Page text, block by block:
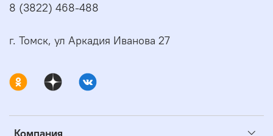
8 (3822) 468-488
г. Томск, ул Аркадия Иванова 27